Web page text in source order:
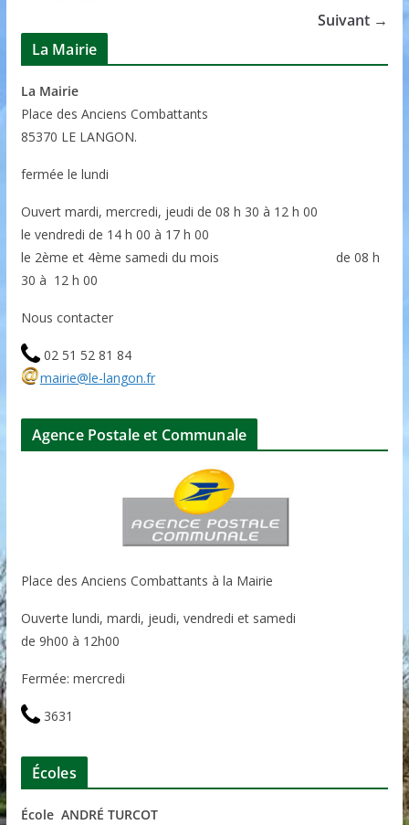
Suivant →
La Mairie
La Mairie
Place des Anciens Combattants
85370 LE LANGON.
fermée le lundi
Ouvert mardi, mercredi, jeudi de 08 h 30 à 12 h 00
le vendredi de 14 h 00 à 17 h 00
le 2ème et 4ème samedi du mois de 08 h
30 à 12 h 00
Nous contacter
02 51 52 81 84
mairie@le-langon.fr
Agence Postale et Communale
Place des Anciens Combattants à la Mairie
Ouverte lundi, mardi, jeudi, vendredi et samedi
de 9h00 à 12h00
Fermée: mercredi
3631
Écoles
École ANDRÉ TURCOT